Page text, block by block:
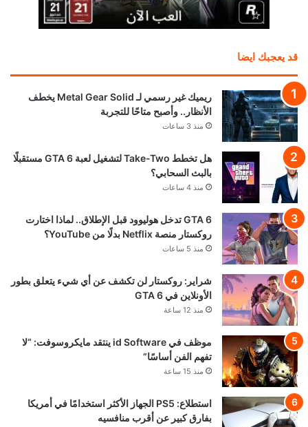
قد يعجبك ايضا
ريميك غير رسمي لـ Metal Gear Solid يخطف
الأنظار.. وأصبح متاحًا للتجربة
منذ 3 ساعات
هل تخطط Take-Two لتشغيل لعبة GTA 6 مستقبلًا
بالبث السحابي؟
منذ 4 ساعات
GTA 6 تدخل هوليوود قبل الإطلاق.. لماذا اختارت
روكستار منصة Netflix بدلًا من YouTube؟
منذ 5 ساعات
شراير: روكستار لن تكشف عن أي شيء يتعلق بطور
الأونلاين في GTA 6
منذ 12 ساعة
موظف في id Software ينتقد مايكروسوفت: “لا
تفهم الفن أساسًا”
منذ 15 ساعة
استطلاع: PS5 الجهاز الأكثر استخدامًا في أمريكا
بفارق كبير عن أقرب منافسيه